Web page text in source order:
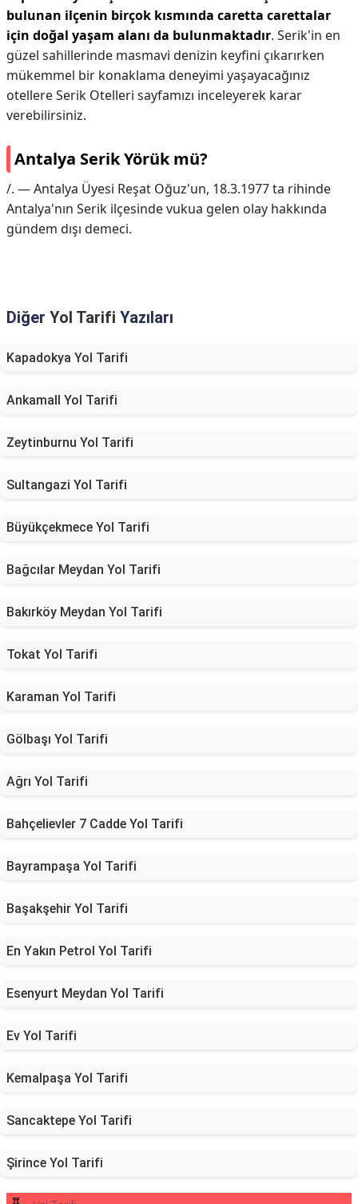
bulunan ilçenin birçok kısmında caretta carettalar
için doğal yaşam alanı da bulunmaktadır. Serik'in en
güzel sahillerinde masmavi denizin keyfini çıkarırken
mükemmel bir konaklama deneyimi yaşayacağınız
otellere Serik Otelleri sayfamızı inceleyerek karar
verebilirsiniz.
Antalya Serik Yörük mü?
/. — Antalya Üyesi Reşat Oğuz'un, 18.3.1977 ta rihinde
Antalya'nın Serik ilçesinde vukua gelen olay hakkında
gündem dışı demeci.
Diğer Yol Tarifi Yazıları
Kapadokya Yol Tarifi
Ankamall Yol Tarifi
Zeytinburnu Yol Tarifi
Sultangazi Yol Tarifi
Büyükçekmece Yol Tarifi
Bağcılar Meydan Yol Tarifi
Bakırköy Meydan Yol Tarifi
Tokat Yol Tarifi
Karaman Yol Tarifi
Gölbaşı Yol Tarifi
Ağrı Yol Tarifi
Bahçelievler 7 Cadde Yol Tarifi
Bayrampaşa Yol Tarifi
Başakşehir Yol Tarifi
En Yakın Petrol Yol Tarifi
Esenyurt Meydan Yol Tarifi
Ev Yol Tarifi
Kemalpaşa Yol Tarifi
Sancaktepe Yol Tarifi
Şirince Yol Tarifi